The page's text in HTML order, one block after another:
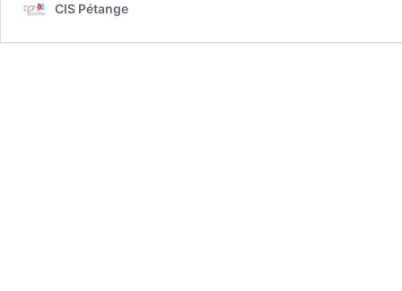
CIS Pétange